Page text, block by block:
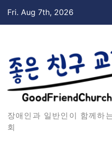
Fri. Aug 7th, 2026
장애인과 일반인이 함께하
회